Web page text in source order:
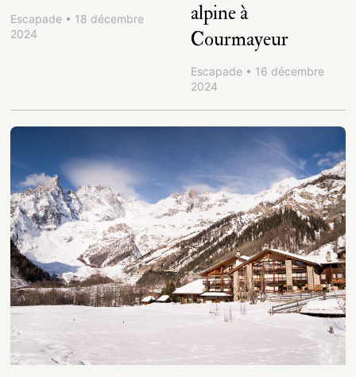
Escapade • 18 décembre
2024
alpine à
Courmayeur
Escapade • 16 décembre
2024